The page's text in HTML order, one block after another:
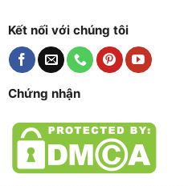
Kết nối với chúng tôi
Chứng nhận